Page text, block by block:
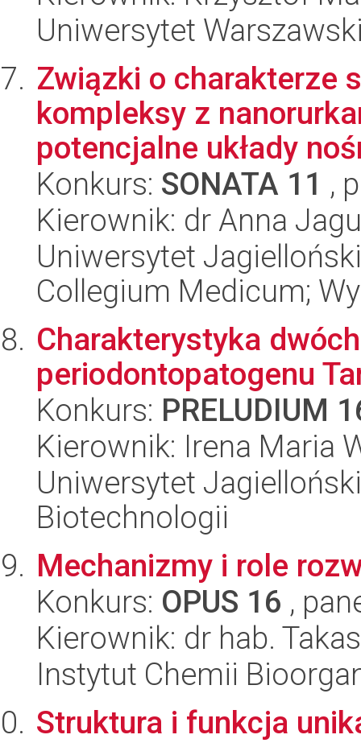
Uniwersytet
Związki o charakterze
kompleksy z
potencjalne układy
Konkurs: SONATA 11 ,
Kierownik: dr Anna
Uniwersytet
Collegium Medicum;
Charakterystyka
periodontopatogenu
Konkurs: PRELUDIUM
Kierownik: Irena Maria
Uniwersytet
Biotechnologii
Mechanizmy i role
Konkurs: OPUS 16 ,
Kierownik: dr hab.
Instytut Chemii
Struktura i funkcja